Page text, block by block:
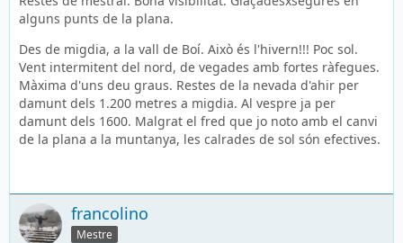
alguns punts de la plana.
Des de migdia, a la vall de Boí. Això és l'hivern!!! Poc sol.
Vent intermitent del nord, de vegades amb fortes ràfegues.
Màxima d'uns deu graus. Restes de la nevada d'ahir per
damunt dels 1.200 metres a migdia. Al vespre ja per
damunt dels 1600. Malgrat el fred que jo noto amb el canvi
de la plana a la muntanya, les calrades de sol són efectives.
francolino
Mestre